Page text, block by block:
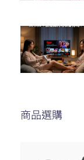
商品選購